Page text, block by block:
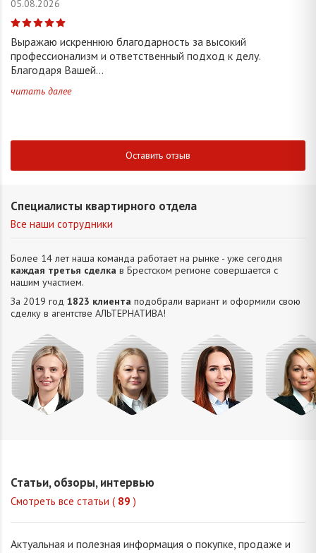
05.08.2026
Выражаю искреннюю благодарность за высокий
профессионализм и ответственный подход к делу.
Благодаря Вашей...
читать далее
Оставить отзыв
Специалисты квартирного отдела
Все наши сотрудники
Более 14 лет наша команда работает на рынке - уже сегодня
каждая третья сделка в Брестском регионе совершается с
нашим участием.
За 2019 год 1823 клиента подобрали вариант и оформили свою
сделку в агентстве АЛЬТЕРНАТИВA!
Статьи, обзоры, интервью
Смотреть все статьи ( 89 )
Актуальная и полезная информация о покупке, продаже и